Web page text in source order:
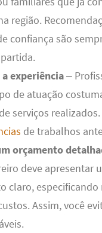
região.
confiança são
experiência–
de atuação
serviços
de trabalhos
orçamento
deve apresentar
claro, especificando
Assim, você